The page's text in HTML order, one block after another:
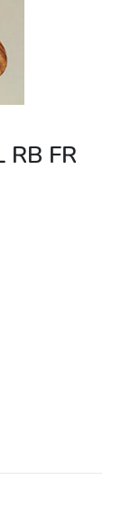
RB FR